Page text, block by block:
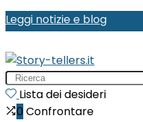
Leggi notizie e blog
Search
for:Lista dei desideri
0 Confrontare